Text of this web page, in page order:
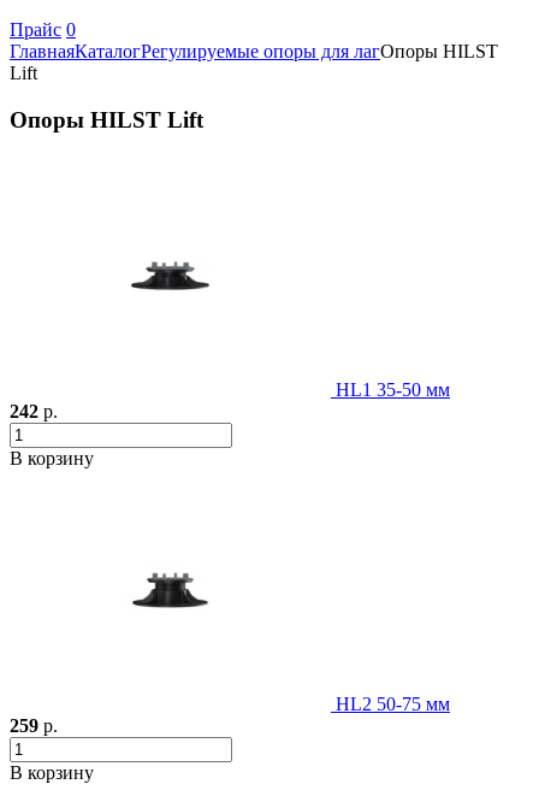
Прайс 0
ГлавнаяКаталогРегулируемые опоры для лагОпоры HILST
Lift
Опоры HILST Lift
HL1 35-50 мм
242 р.
В корзину
HL2 50-75 мм
259 р.
В корзину